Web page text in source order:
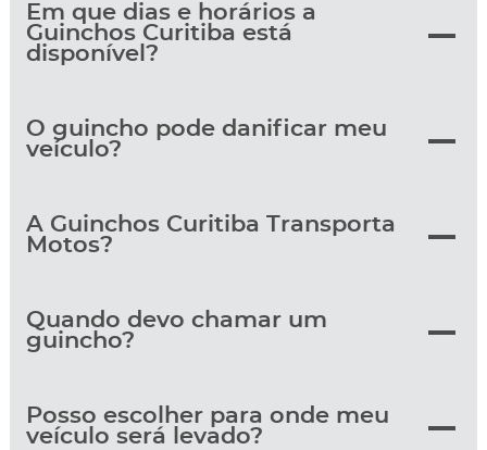
Em que dias e horários a
Guinchos Curitiba está
disponível?
O guincho pode danificar meu
veículo?
A Guinchos Curitiba Transporta
Motos?
Quando devo chamar um
guincho?
Posso escolher para onde meu
veículo será levado?